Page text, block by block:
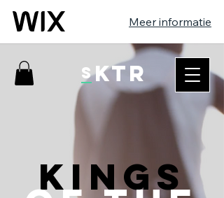
Meer informatie